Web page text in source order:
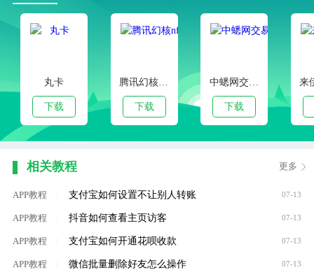
丸卡
下载
腾讯幻核nft交易平台
下载
中蟋网交易市场app
下载
相关教程 更多
APP教程 支付宝如何设置不让别人转账 07-13
APP教程 抖音如何查看主页访客 07-13
APP教程 支付宝如何开通花呗收款 07-13
APP教程 微信批量删除好友怎么操作 07-13